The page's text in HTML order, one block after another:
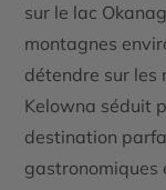
sur le lac
montagnes
détendre sur les
Kelowna séduit
destination
gastronomiques